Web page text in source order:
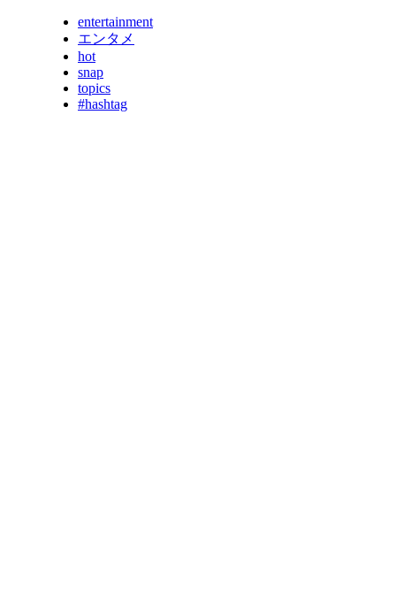
entertainment
エンタメ
hot
snap
topics
#hashtag